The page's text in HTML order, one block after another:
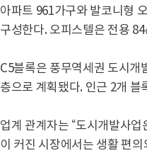
아파트 961가구와 발코니형
구성한다. 오피스텔은 전용
C5블록은 풍무역세권 도시개
층으로 계획됐다. 인근 2개
업계 관계자는 “도시개발사
이 커진 시장에서는 생활 편